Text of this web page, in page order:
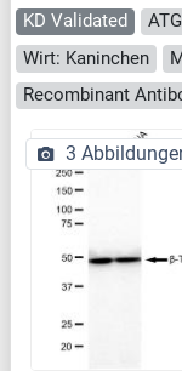
KD Validated
Wirt: Kaninchen
Recombinant
3